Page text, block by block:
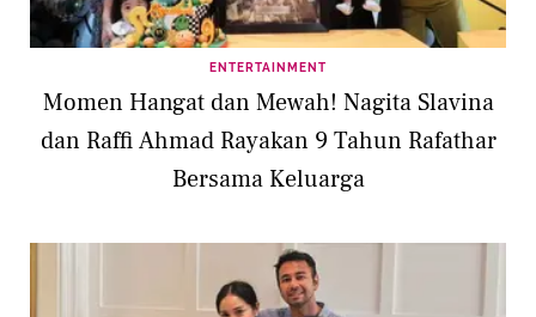
ENTERTAINMENT
Momen Hangat dan Mewah! Nagita Slavina
dan Raffi Ahmad Rayakan 9 Tahun Rafathar
Bersama Keluarga